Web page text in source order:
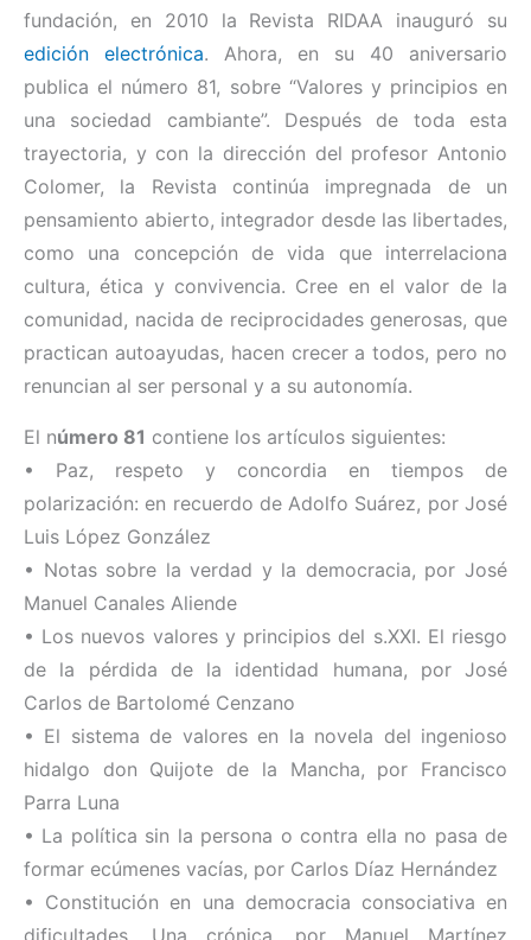
fundación, en 2010 la Revista RIDAA inauguró su
edición electrónica. Ahora, en su 40 aniversario
publica el número 81, sobre “Valores y principios en
una sociedad cambiante”. Después de toda esta
trayectoria, y con la dirección del profesor Antonio
Colomer, la Revista continúa impregnada de un
pensamiento abierto, integrador desde las libertades,
como una concepción de vida que interrelaciona
cultura, ética y convivencia. Cree en el valor de la
comunidad, nacida de reciprocidades generosas, que
practican autoayudas, hacen crecer a todos, pero no
renuncian al ser personal y a su autonomía.
El número 81 contiene los artículos siguientes:
• Paz, respeto y concordia en tiempos de
polarización: en recuerdo de Adolfo Suárez, por José
Luis López González
• Notas sobre la verdad y la democracia, por José
Manuel Canales Aliende
• Los nuevos valores y principios del s.XXI. El riesgo
de la pérdida de la identidad humana, por José
Carlos de Bartolomé Cenzano
• El sistema de valores en la novela del ingenioso
hidalgo don Quijote de la Mancha, por Francisco
Parra Luna
• La política sin la persona o contra ella no pasa de
formar ecúmenes vacías, por Carlos Díaz Hernández
• Constitución en una democracia consociativa en
dificultades. Una crónica, por Manuel Martínez